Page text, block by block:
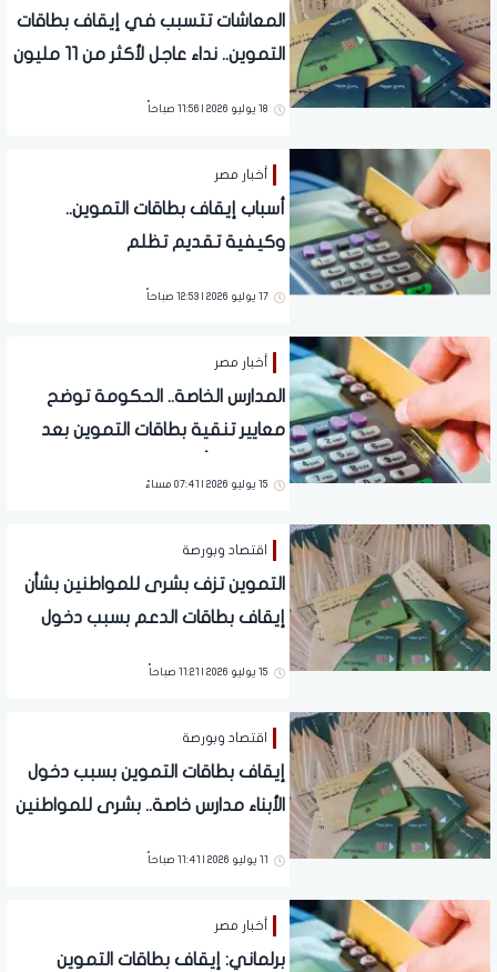
المعاشات تتسبب في إيقاف بطاقات
التموين.. نداء عاجل لأكثر من 11 مليون
18 يوليو 2026 | 11:56 صباحاً
أخبار مصر
أسباب إيقاف بطاقات التموين..
وكيفية تقديم تظلم
17 يوليو 2026 | 12:53 صباحاً
أخبار مصر
المدارس الخاصة.. الحكومة توضح
معايير تنقية بطاقات التموين بعد
15 يوليو 2026 | 07:41 مساءً
اقتصاد وبورصة
التموين تزف بشرى للمواطنين بشأن
إيقاف بطاقات الدعم بسبب دخول
15 يوليو 2026 | 11:21 صباحاً
اقتصاد وبورصة
إيقاف بطاقات التموين بسبب دخول
الأبناء مدارس خاصة.. بشرى للمواطنين
11 يوليو 2026 | 11:41 صباحاً
أخبار مصر
برلماني: إيقاف بطاقات التموين